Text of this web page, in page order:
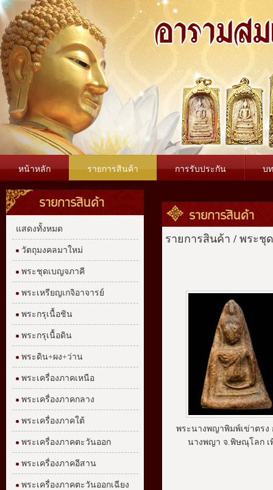
หน้าหลัก รายการสินค้า การรับประกัน บ
รายการสินค้า
แสดงทั้งหมด
วัตถุมงคลมาใหม่
พระชุดเบญจภาคี
พระเหรียญเกจิอาจารย์
พระกรุเนื้อชิน
พระกรุเนื้อดิน
พระดิน+ผง+ว่าน
พระเครื่องภาคเหนือ
พระเครื่องภาคกลาง
พระเครื่องภาคใต้
พระเครื่องภาคตะวันออก
พระเครื่องภาคอีสาน
พระเครื่องภาคตะวันออกเฉียง
รายการสินค้า
รายการสินค้า / พระชุ
พระนางพญาพิมพ์เข่าตรง
นางพญา จ.พิษณุโลก เ